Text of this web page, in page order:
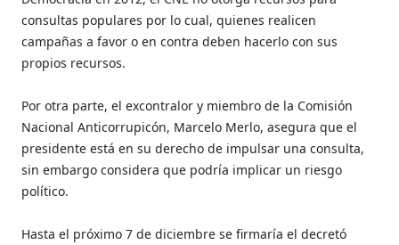
consultas populares por lo cual, quienes realicen
campañas a favor o en contra deben hacerlo con sus
propios recursos.
Por otra parte, el excontralor y miembro de la Comisión
Nacional Anticorrupicón, Marcelo Merlo, asegura que el
presidente está en su derecho de impulsar una consulta,
sin embargo considera que podría implicar un riesgo
político.
Hasta el próximo 7 de diciembre se firmaría el decretó